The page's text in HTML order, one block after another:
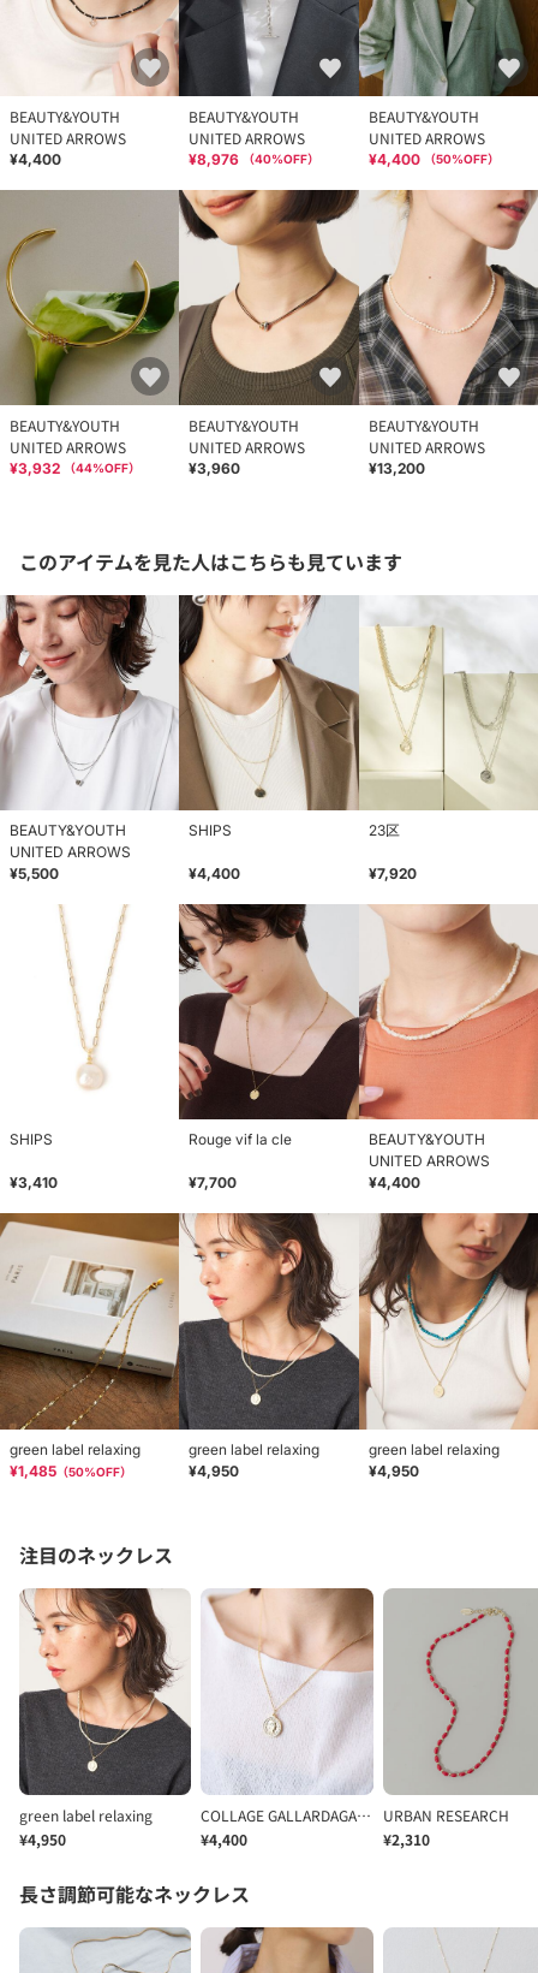
BEAUTY&YOUTH
UNITED ARROWS
¥4,400
BEAUTY&YOUTH
UNITED ARROWS
¥8,976 （40%OFF）
BEAUTY&YOUTH
UNITED ARROWS
¥4,400 （50%OFF）
BEAUTY&YOUTH
UNITED ARROWS
¥3,932 （44%OFF）
BEAUTY&YOUTH
UNITED ARROWS
¥3,960
BEAUTY&YOUTH
UNITED ARROWS
¥13,200